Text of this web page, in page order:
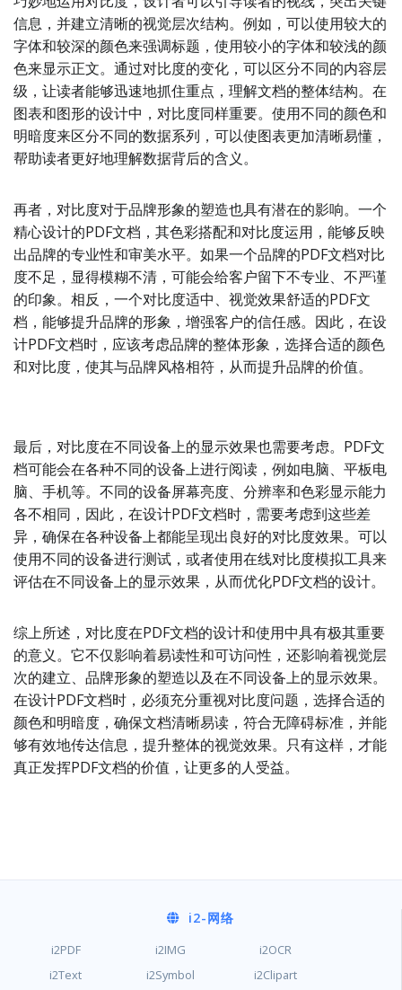
信息，并建立清晰的视觉层次结构。例如，可以使用较大的
字体和较深的颜色来强调标题，使用较小的字体和较浅的颜
色来显示正文。通过对比度的变化，可以区分不同的内容层
级，让读者能够迅速地抓住重点，理解文档的整体结构。在
图表和图形的设计中，对比度同样重要。使用不同的颜色和
明暗度来区分不同的数据系列，可以使图表更加清晰易懂，
帮助读者更好地理解数据背后的含义。
再者，对比度对于品牌形象的塑造也具有潜在的影响。一个
精心设计的PDF文档，其色彩搭配和对比度运用，能够反映
出品牌的专业性和审美水平。如果一个品牌的PDF文档对比
度不足，显得模糊不清，可能会给客户留下不专业、不严谨
的印象。相反，一个对比度适中、视觉效果舒适的PDF文
档，能够提升品牌的形象，增强客户的信任感。因此，在设
计PDF文档时，应该考虑品牌的整体形象，选择合适的颜色
和对比度，使其与品牌风格相符，从而提升品牌的价值。
最后，对比度在不同设备上的显示效果也需要考虑。PDF文
档可能会在各种不同的设备上进行阅读，例如电脑、平板电
脑、手机等。不同的设备屏幕亮度、分辨率和色彩显示能力
各不相同，因此，在设计PDF文档时，需要考虑到这些差
异，确保在各种设备上都能呈现出良好的对比度效果。可以
使用不同的设备进行测试，或者使用在线对比度模拟工具来
评估在不同设备上的显示效果，从而优化PDF文档的设计。
综上所述，对比度在PDF文档的设计和使用中具有极其重要
的意义。它不仅影响着易读性和可访问性，还影响着视觉层
次的建立、品牌形象的塑造以及在不同设备上的显示效果。
在设计PDF文档时，必须充分重视对比度问题，选择合适的
颜色和明暗度，确保文档清晰易读，符合无障碍标准，并能
够有效地传达信息，提升整体的视觉效果。只有这样，才能
真正发挥PDF文档的价值，让更多的人受益。
i2-网络
i2PDF i2IMG
i2OCR
i2Text
i2Symbol i2Clipart